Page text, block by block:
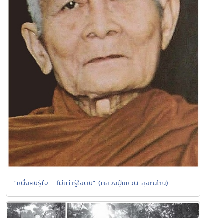
"หนึ่งคนรู้ใจ .. ไม่เท่ารู้ใจตน" (หลวงปู่แหวน สุจิณโณ)